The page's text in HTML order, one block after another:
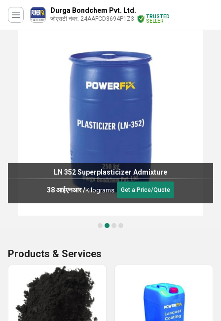
Durga Bondchem Pvt. Ltd.
जीएसटी नंबर. 24AAFCD3694P1Z3
TRUSTED
SELLER
LN 352 Superplasticizer Admixture
38 आईएनआर/Kilograms Get a Price/Quote
Products & Services